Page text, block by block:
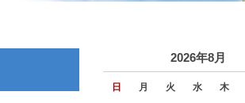
2026年8月
日 月 火 水 木